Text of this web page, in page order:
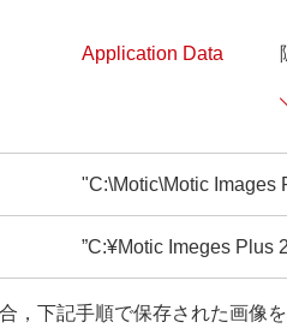
Application Data
"C:\Motic\Motic Images
”C:¥Motic Imeges Plus
，下記手順で保存された画像を